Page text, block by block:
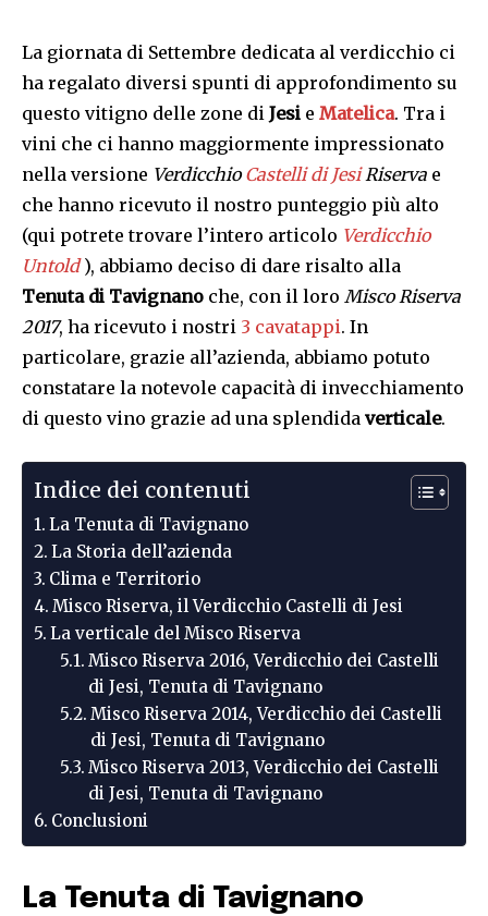
La giornata di Settembre dedicata al verdicchio ci
ha regalato diversi spunti di approfondimento su
questo vitigno delle zone di Jesi e Matelica. Tra i
vini che ci hanno maggiormente impressionato
nella versione VerdicchioCastelli di JesiRiserva e
che hanno ricevuto il nostro punteggio più alto
(qui potrete trovare l’intero articolo Verdicchio
Untold), abbiamo deciso di dare risalto alla
Tenuta di Tavignano che, con il loro Misco Riserva
2017, ha ricevuto i nostri 3 cavatappi. In
particolare, grazie all’azienda, abbiamo potuto
constatare la notevole capacità di invecchiamento
di questo vino grazie ad una splendida verticale.
Indice dei contenuti
La Tenuta di Tavignano
La Storia dell’azienda
Clima e Territorio
Misco Riserva, il Verdicchio Castelli di Jesi
La verticale del Misco Riserva
Misco Riserva 2016, Verdicchio dei Castelli
di Jesi, Tenuta di Tavignano
Misco Riserva 2014, Verdicchio dei Castelli
di Jesi, Tenuta di Tavignano
Misco Riserva 2013, Verdicchio dei Castelli
di Jesi, Tenuta di Tavignano
Conclusioni
La Tenuta di Tavignano